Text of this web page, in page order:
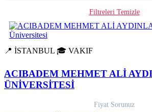
Filtreleri Temizle
📍 İSTANBUL 🎓 VAKIF
ACIBADEM MEHMET ALİ
ÜNİVERSİTESİ
Fiyat Sorunuz